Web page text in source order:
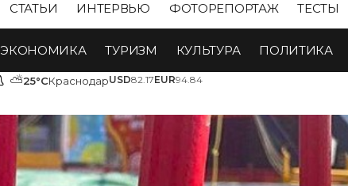
СТАТЬИ ИНТЕРВЬЮ ФОТОРЕПОРТАЖ ТЕСТЫ
ЭКОНОМИКА ТУРИЗМ КУЛЬТУРА ПОЛИТИКА
⛅25°CКраснодарUSD82.17EUR94.84